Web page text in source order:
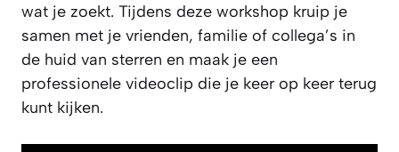
wat je zoekt. Tijdens deze workshop kruip je
samen met je vrienden, familie of collega’s in
de huid van sterren en maak je een
professionele videoclip die je keer op keer terug
kunt kijken.